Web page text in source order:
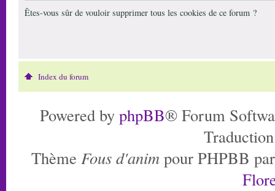
Êtes-vous sûr de vouloir supprimer tous les cookies de ce forum ?
Index du forum
Powered by phpBB® Forum
Thème Fous d'anim pour PHPBB